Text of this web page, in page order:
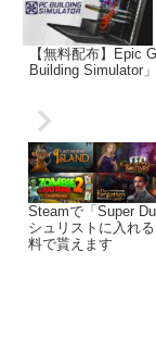
【無料配布】Epic
Building Simulator
Steamで「Super
シュリストに入れ
料で貰えます